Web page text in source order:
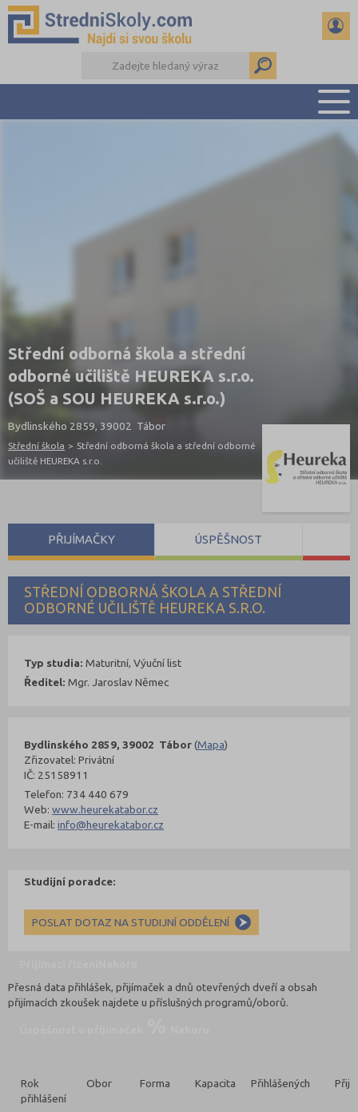
PŘEHLED ŠKOL
PŘÍPRAVA NA PŘIJÍMAČKY
DŮLEŽITÉ TERMÍNY
Střední odborná škola a střední
odborné učiliště HEUREKA s.r.o.
(SOŠ a SOU HEUREKA s.r.o.)
Bydlinského 2859, 39002 Tábor
Střední škola > Střední odborná škola a střední odborné
učiliště HEUREKA s.r.o.
STŘEDNÍ ODBORNÁ ŠKOLA A STŘEDNÍ
ODBORNÉ UČILIŠTĚ HEUREKA S.R.O.
Bydlinského 2859, 39002 Tábor(Mapa)
Zřizovatel: Privátní
IČ: 25158911
Telefon: 734 440 679
Web:www.heurekatabor.cz
E-mail:info@heurekatabor.cz
Typ studia: Maturitní, Výuční list
Ředitel: Mgr. Jaroslav Němec
Studijní poradce:
POSLAT DOTAZ NA STUDIJNÍ ODDĚLENÍ
PŘIJÍMAČKY ÚSPĚŠNOST
Přesná data přihlášek, přijímaček a dnů otevřených dveří a obsah
přijímacích zkoušek najdete u příslušných programů/oborů.
Rok
přihlášení
Obor Forma Kapacita Přihlášených